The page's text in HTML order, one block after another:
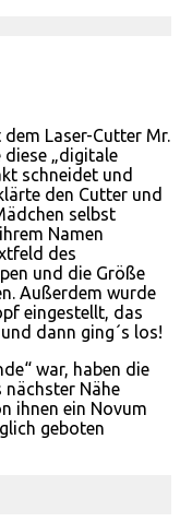
Laser-Cutter Mr.
diese „digitale
schneidet und
den Cutter und
selbst
Namen
des
und die Größe
Außerdem wurde
eingestellt, das
dann ging´s los!
war, haben die
nächster Nähe
ihnen ein Novum
geboten